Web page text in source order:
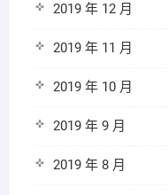
2019 年 12 月
2019 年 11 月
2019 年 10 月
2019 年 9 月
2019 年 8 月